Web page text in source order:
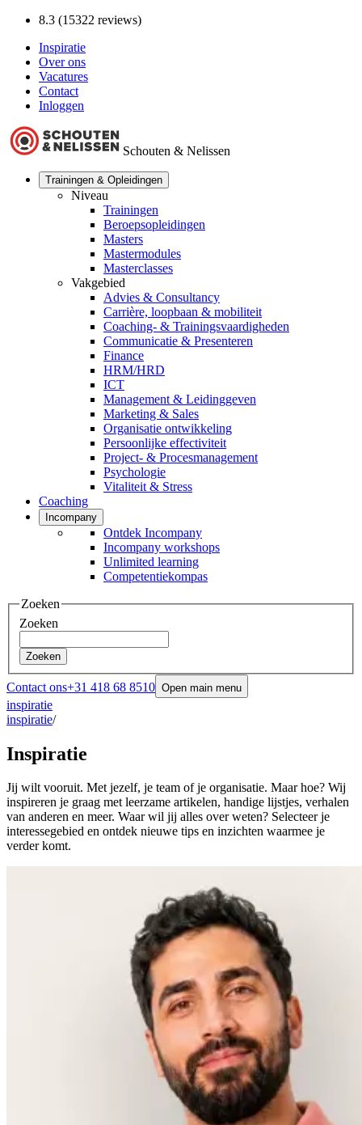
8.3 (15322 reviews)
Inspiratie
Over ons
Vacatures
Contact
Inloggen
Schouten & Nelissen
Trainingen & Opleidingen
Niveau
Trainingen
Beroepsopleidingen
Masters
Mastermodules
Masterclasses
Vakgebied
Advies & Consultancy
Carrière, loopbaan & mobiliteit
Coaching- & Trainingsvaardigheden
Communicatie & Presenteren
Finance
HRM/HRD
ICT
Management & Leidinggeven
Marketing & Sales
Organisatie ontwikkeling
Persoonlijke effectiviteit
Project- & Procesmanagement
Psychologie
Vitaliteit & Stress
Coaching
Incompany
Ontdek Incompany
Incompany workshops
Unlimited learning
Competentiekompas
Zoeken
Zoeken
Zoeken
Contact ons+31 418 68 8510 Open main menu
inspiratie
inspiratie/
Inspiratie
Jij wilt vooruit. Met jezelf, je team of je organisatie. Maar hoe? Wij
inspireren je graag met leerzame artikelen, handige lijstjes, verhalen
van anderen en meer. Waar wil jij alles over weten? Selecteer je
interessegebied en ontdek nieuwe tips en inzichten waarmee je
verder komt.